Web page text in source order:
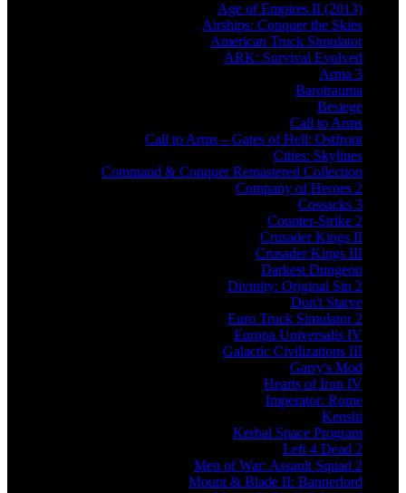
Age of Empires II (2013)
Airships: Conquer the Skies
American Truck Simulator
ARK: Survival Evolved
Arma 3
Barotrauma
Besiege
Call to Arms
Call to Arms – Gates of Hell: Ostfront
Cities: Skylines
Command & Conquer Remastered Collection
Company of Heroes 2
Cossacks 3
Counter-Strike 2
Crusader Kings II
Crusader Kings III
Darkest Dungeon
Divinity: Original Sin 2
Don't Starve
Euro Truck Simulator 2
Europa Universalis IV
Galactic Civilizations III
Garry's Mod
Hearts of Iron IV
Imperator: Rome
Kenshi
Kerbal Space Program
Left 4 Dead 2
Men of War: Assault Squad 2
Mount & Blade II: Bannerlord